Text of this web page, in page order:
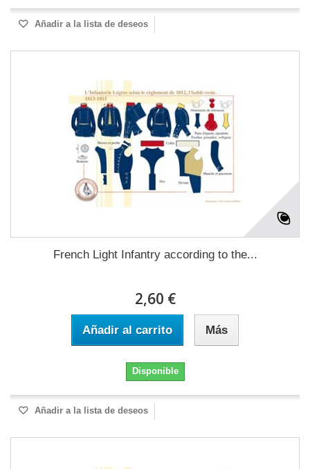
Añadir a la lista de deseos
French Light Infantry according to the...
2,60 €
Añadir al carrito Más
Disponible
Añadir a la lista de deseos